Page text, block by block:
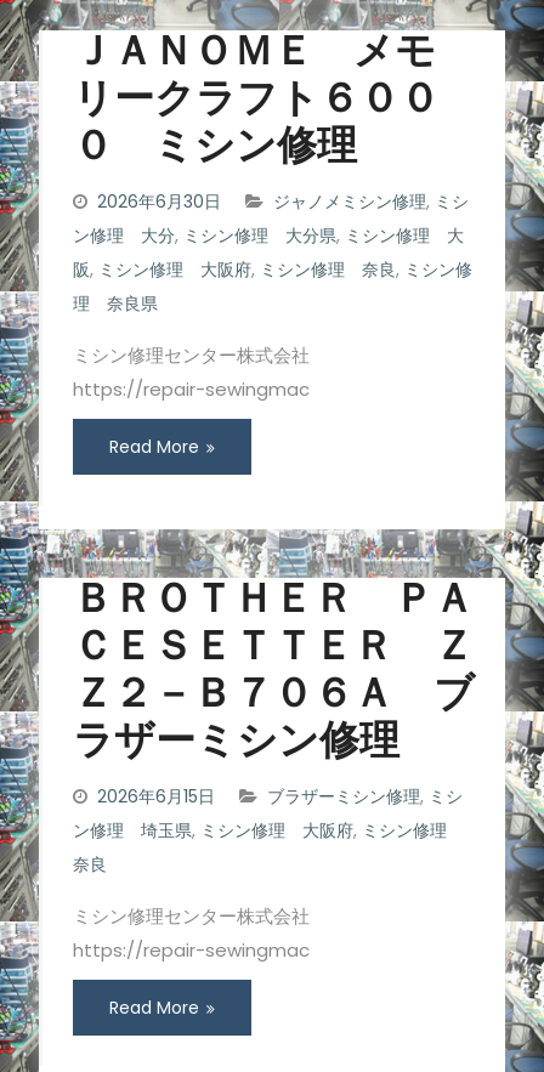
ＪＡＮＯＭＥ メモ
リークラフト６００
０ ミシン修理
2026年6月30日 ジャノメミシン修理, ミシ
ン修理 大分, ミシン修理 大分県, ミシン修理 大
阪, ミシン修理 大阪府, ミシン修理 奈良, ミシン修
理 奈良県
ミシン修理センター株式会社
https://repair-sewingmac
Read More
ＢＲＯＴＨＥＲ ＰＡ
ＣＥＳＥＴＴＥＲ Ｚ
Ｚ２－Ｂ７０６Ａ ブ
ラザーミシン修理
2026年6月15日 ブラザーミシン修理, ミシ
ン修理 埼玉県, ミシン修理 大阪府, ミシン修理
奈良
ミシン修理センター株式会社
https://repair-sewingmac
Read More